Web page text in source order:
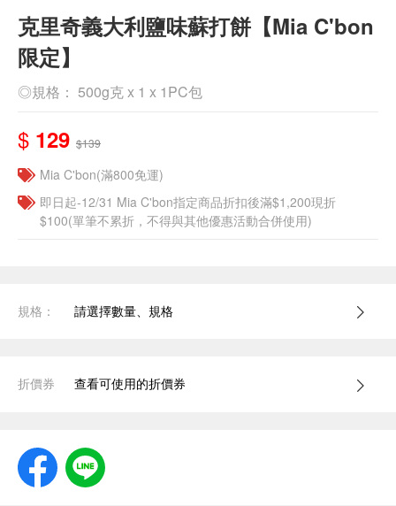
克里奇義大利鹽味蘇打餅【Mia C'bon
限定】
◎規格： 500g克 x 1 x 1PC包
$ 129 $139
Mia C'bon(滿800免運)
即日起-12/31 Mia C'bon指定商品折扣後滿$1,200現折
$100(單筆不累折，不得與其他優惠活動合併使用)
規格： 請選擇數量、規格
折價券 查看可使用的折價券